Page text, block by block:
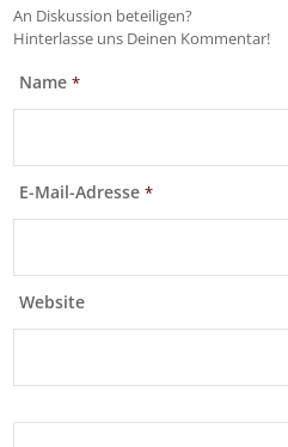
An Diskussion beteiligen?
Hinterlasse uns Deinen Kommentar!
Name*
E-Mail-Adresse*
Website